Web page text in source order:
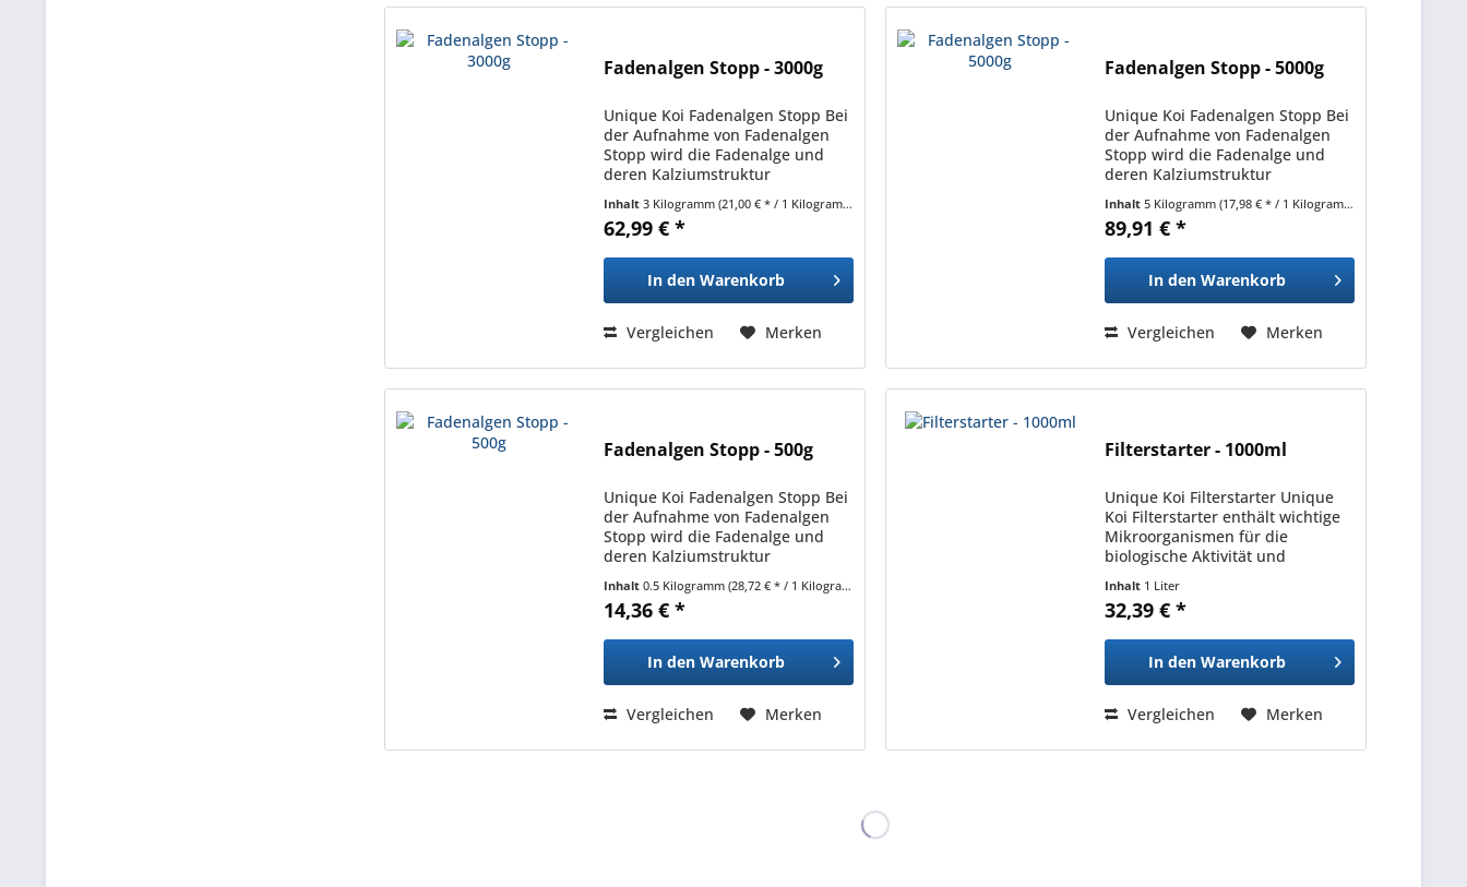
Fadenalgen Stopp - 3000g
Unique Koi Fadenalgen Stopp Bei
der Aufnahme von Fadenalgen
Stopp wird die Fadenalge und
deren Kalziumstruktur
Sporen) zerstört. Werden keine
Algensporen mehr abgegeben,
Inhalt3 Kilogramm(21,00 € * / 1 Kilogramm)
62,99 € *
In den Warenkorb
Vergleichen Merken
Fadenalgen Stopp - 5000g
Unique Koi Fadenalgen Stopp Bei
der Aufnahme von Fadenalgen
Stopp wird die Fadenalge und
deren Kalziumstruktur
Sporen) zerstört. Werden keine
Algensporen mehr abgegeben,
Inhalt5 Kilogramm(17,98 € * / 1 Kilogramm)
89,91 € *
In den Warenkorb
Vergleichen Merken
Fadenalgen Stopp - 500g
Unique Koi Fadenalgen Stopp Bei
der Aufnahme von Fadenalgen
Stopp wird die Fadenalge und
deren Kalziumstruktur
(verantwortlich f. d. Abgabe der
Sporen) zerstört. Werden keine
Algensporen mehr abgegeben,
wird die Algenvermehrung...
Inhalt0.5 Kilogramm(28,72 € * / 1 Kilogramm)
14,36 € *
In den Warenkorb
Vergleichen Merken
Filterstarter - 1000ml
Unique Koi Filterstarter Unique
Koi Filterstarter enthält wichtige
Mikroorganismen für die
biologische Aktivität und
Selbstreinigung des Teiches. Sie
sorgen für den schnelleren
Abbau fischtoxischer Stoffe wie
Ammonium und Nitrit. Viele...
Inhalt 1 Liter
32,39 € *
In den Warenkorb
Vergleichen Merken